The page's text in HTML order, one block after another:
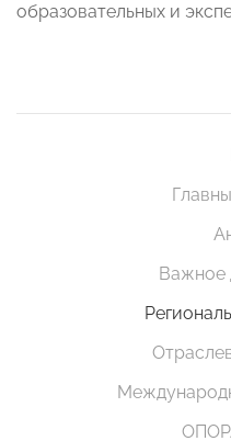
образовательных и
Важное